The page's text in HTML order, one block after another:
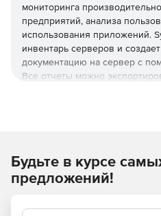
мониторинга
предприятий, анализа
использования приложений.
инвентарь серверов и
документацию на сервер с
Все отчеты можно
SQL-операции и текущие
создает отчеты о
режиме реального времени
Будьте в курсе
предложений!